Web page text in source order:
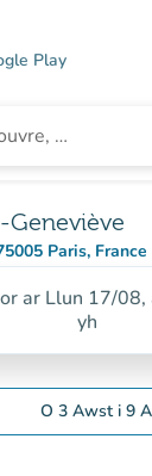
Play
Geneviève
Paris, France
yn Google Maps)
ar Llun 17/08,
yh
O 3 Awst i 9
y calendr i